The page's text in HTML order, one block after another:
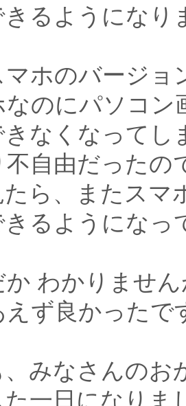
きるようになり
マホのバージョ
なのにパソコン
きなくなってし
不自由だったの
たら、またスマ
きるようになっ
か わかりませ
えず良かったで
、みなさんのお
た一日になりま